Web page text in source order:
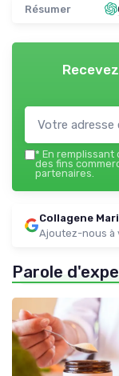
Résumer
* En remplissant
des fins
partenaires.
Collagene
Ajoutez-nous à
Parole